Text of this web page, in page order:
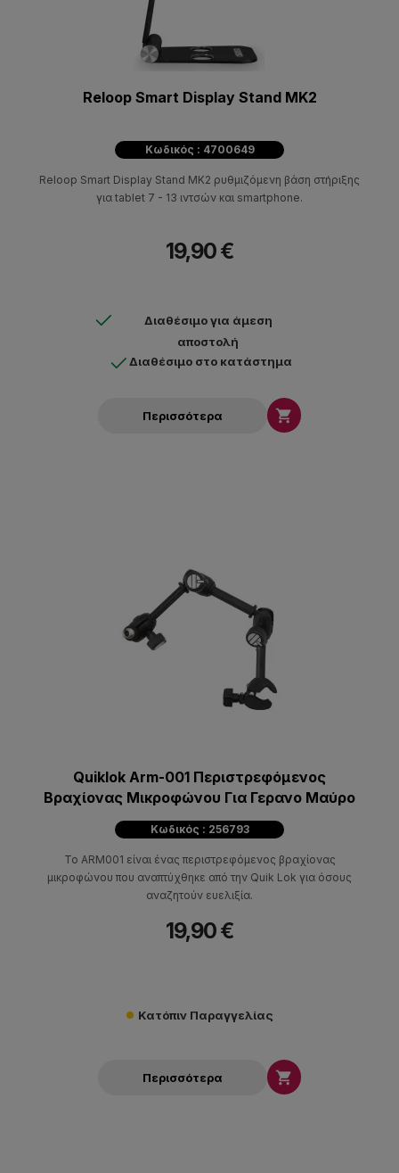
Reloop Smart Display Stand MK2
Κωδικός : 4700649
Reloop Smart Display Stand MK2 ρυθμιζόμενη βάση στήριξης
για tablet 7 - 13 ιντσών και smartphone.
19,90 €
Διαθέσιμο για άμεση
αποστολή
Διαθέσιμο στο κατάστημα
Περισσότερα 
Quiklok Arm-001 Περιστρεφόμενος
Bραχίονας Μικροφώνου Για Γερανο Μαύρο
Κωδικός : 256793
Το ARM001 είναι ένας περιστρεφόμενος βραχίονας
μικροφώνου που αναπτύχθηκε από την Quik Lok για όσους
αναζητούν ευελιξία.
19,90 €
Κατόπιν Παραγγελίας
Περισσότερα 